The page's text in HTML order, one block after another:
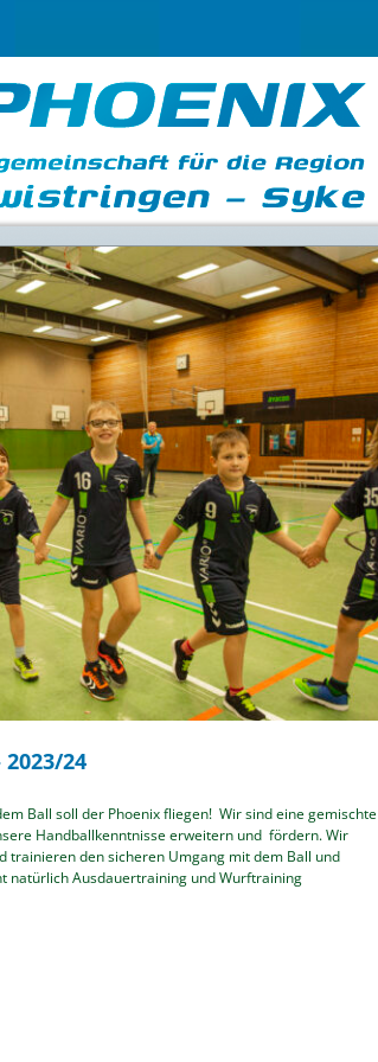
24
Ball soll der Phoenix fliegen! Wir sind eine gemischte
Handballkenntnisse erweitern und fördern. Wir
trainieren den sicheren Umgang mit dem Ball und
natürlich Ausdauertraining und Wurftraining